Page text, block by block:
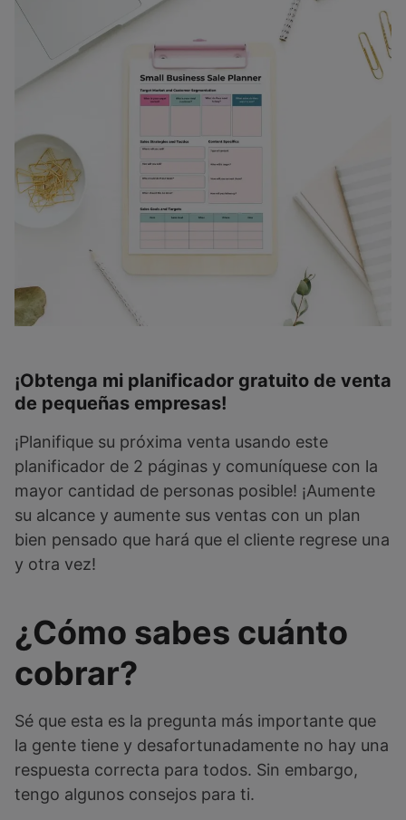
¡Obtenga mi planificador gratuito de venta
de pequeñas empresas!
¡Planifique su próxima venta usando este
planificador de 2 páginas y comuníquese con la
mayor cantidad de personas posible! ¡Aumente
su alcance y aumente sus ventas con un plan
bien pensado que hará que el cliente regrese una
y otra vez!
¿Cómo sabes cuánto
cobrar?
Sé que esta es la pregunta más importante que
la gente tiene y desafortunadamente no hay una
respuesta correcta para todos. Sin embargo,
tengo algunos consejos para ti.